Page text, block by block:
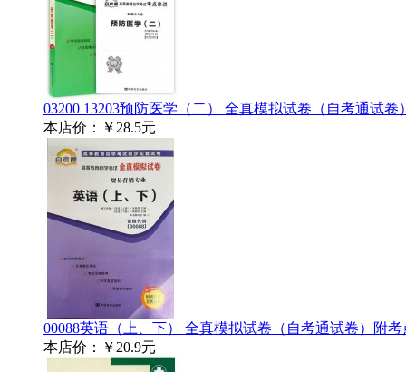
03200 13203预防医学（二） 全真模拟试卷（自考通试卷
本店价：
￥28.5元
00088英语（上、下） 全真模拟试卷（自考通试卷）附
本店价：
￥20.9元